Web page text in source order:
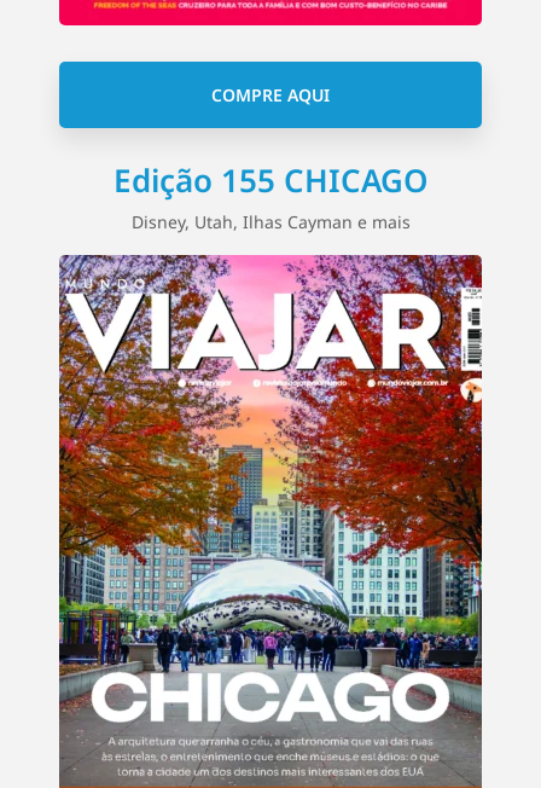
COMPRE AQUI
Edição 155 CHICAGO
Disney, Utah, Ilhas Cayman e mais